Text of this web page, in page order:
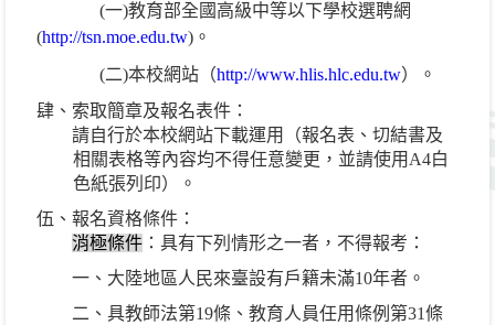
(一)教育部全國高級中等以下學校選聘網
(http://tsn.moe.edu.tw) 。
(二)本校網站（http://www.hlis.hlc.edu.tw）。
肆、索取簡章及報名表件：
請自行於本校網站下載運用（報名表、切結書及
相關表格等內容均不得任意變更，並請使用 A4白
色紙張列印）。
伍、報名資格條件：
消極條件 ：具有下列情形之一者，不得報考：
一、大陸地區人民來臺設有戶籍未滿10年者。
二、具教師法第19條、教育人員任用條例第31條